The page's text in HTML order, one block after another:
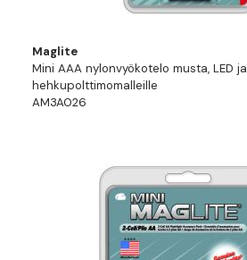
Maglite
Mini AAA nylonvyökotelo musta, LED ja
hehkupolttimomalleille
AM3A026